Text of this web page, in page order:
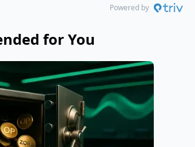
Powered by
for You